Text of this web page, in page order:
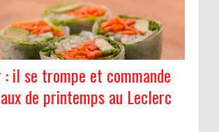
il se trompe et commande
de printemps au Leclerc